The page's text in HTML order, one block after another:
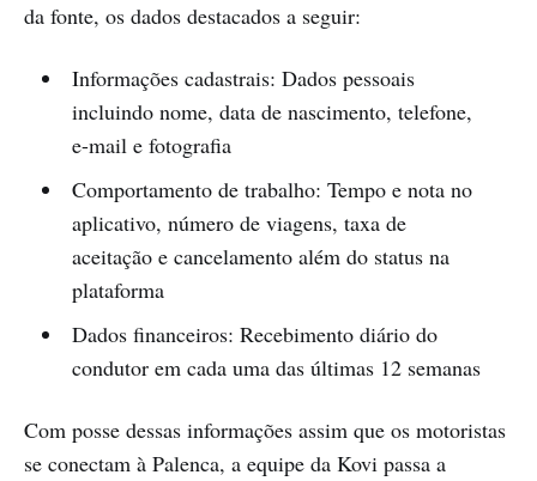
da fonte, os dados destacados a seguir:
Informações cadastrais: Dados pessoais
incluindo nome, data de nascimento, telefone,
e-mail e fotografia
Comportamento de trabalho: Tempo e nota no
aplicativo, número de viagens, taxa de
aceitação e cancelamento além do status na
plataforma
Dados financeiros: Recebimento diário do
condutor em cada uma das últimas 12 semanas
Com posse dessas informações assim que os motoristas
se conectam à Palenca, a equipe da Kovi passa a